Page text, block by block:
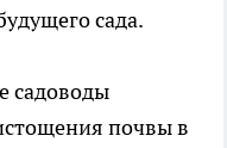
сада.
садоводы
почвы в